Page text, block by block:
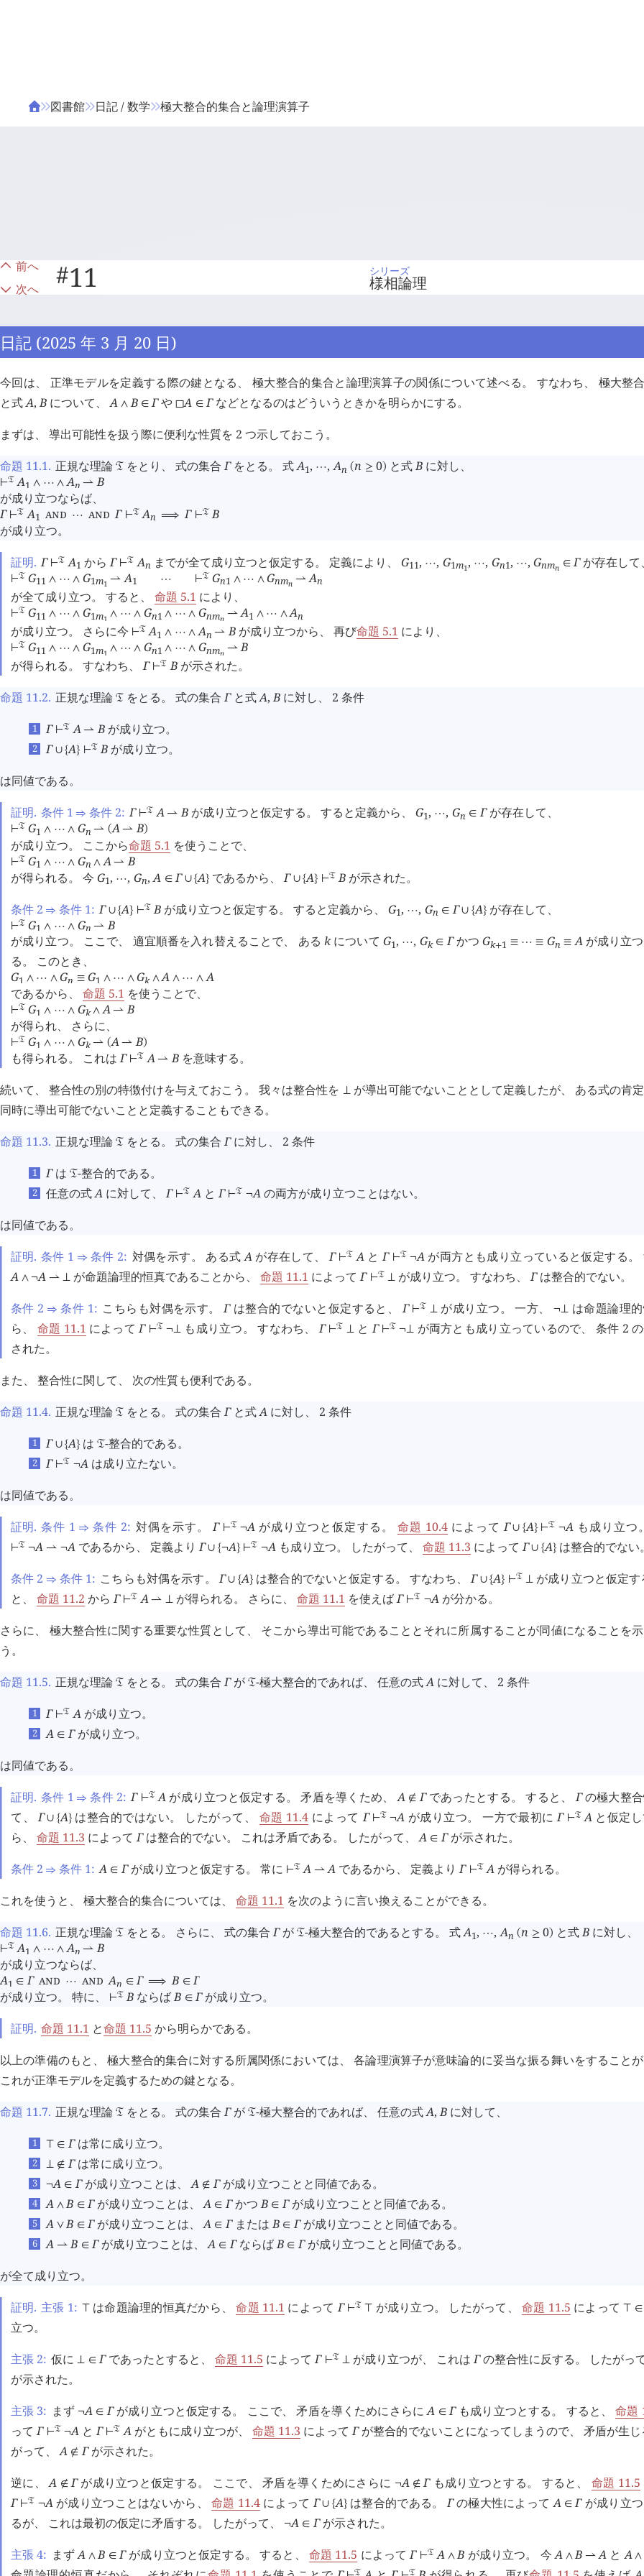
図書館 日記 / 数学 極大整合的集合と論理演算子
#11 シリーズ
様相論理
前へ
次へ
日記 (2025 年 3 月 20 日)
今回は、 正準モデルを定義する際の鍵となる、 極大整合的集合と論理演算子の関係について述べる。 すなわち、 極大整
と式A, B について、A ∧ B ∈ Γや◻A ∈ Γなどとなるのはどういうときかを明らかにする。
まずは、 導出可能性を扱う際に便利な性質を 2 つ示しておこう。
命題 11.1. 正規な理論 󱁑 をとり、 式の集合Γをとる。 式A1, ⋯, An (n ≥ 0) と式B に対し、
⊢󱁑 A1 ∧ ⋯ ∧ An ⇀ B
が成り立つならば、
Γ ⊢󱁑 A1 AND ⋯ AND Γ ⊢󱁑 An ⟹ Γ ⊢󱁑 B
が成り立つ。
証明. Γ ⊢󱁑 A1 からΓ ⊢󱁑 An までが全て成り立つと仮定する。 定義により、 G11, ⋯, G1m1, ⋯, Gn1, ⋯, Gnmn ∈ Γが存在して
⊢󱁑 G11 ∧ ⋯ ∧ G1m1 ⇀ A1 ⋯ ⊢󱁑 Gn1 ∧ ⋯ ∧ Gnmn ⇀ An
が全て成り立つ。 すると、 命題 5.1 により、
⊢󱁑 G11 ∧ ⋯ ∧ G1m1 ∧ ⋯ ∧ Gn1 ∧ ⋯ ∧ Gnmn ⇀ A1 ∧ ⋯ ∧ An
が成り立つ。 さらに今 ⊢󱁑 A1 ∧ ⋯ ∧ An ⇀ Bが成り立つから、 再び命題 5.1 により、
⊢󱁑 G11 ∧ ⋯ ∧ G1m1 ∧ ⋯ ∧ Gn1 ∧ ⋯ ∧ Gnmn ⇀ B
が得られる。 すなわち、Γ ⊢󱁑 Bが示された。
命題 11.2. 正規な理論 󱁑 をとる。 式の集合Γと式A, B に対し、 2 条件
Γ ⊢󱁑 A ⇀ Bが成り立つ。
Γ ∪ {A} ⊢󱁑 Bが成り立つ。
は同値である。
証明. 条件 1 ⇒ 条件 2: Γ ⊢󱁑 A ⇀ Bが成り立つと仮定する。 すると定義から、 G1, ⋯, Gn ∈ Γが存在して、
⊢󱁑 G1 ∧ ⋯ ∧ Gn ⇀ (A ⇀ B)
が成り立つ。 ここから命題 5.1 を使うことで、
⊢󱁑 G1 ∧ ⋯ ∧ Gn ∧ A ⇀ B
が得られる。 今 G1, ⋯, Gn, A ∈ Γ ∪ {A} であるから、Γ ∪ {A} ⊢󱁑 B が示された。
条件 2 ⇒ 条件 1: Γ ∪ {A} ⊢󱁑 Bが成り立つと仮定する。 すると定義から、 G1, ⋯, Gn ∈ Γ ∪ {A}が存在して、
⊢󱁑 G1 ∧ ⋯ ∧ Gn ⇀ B
が成り立つ。 ここで、 適宜順番を入れ替えることで、 あるkについて G1, ⋯, Gk ∈ ΓかつGk+1 ≡ ⋯ ≡ Gn ≡ Aが成り立
る。 このとき、
G1 ∧ ⋯ ∧ Gn ≡ G1 ∧ ⋯ ∧ Gk ∧ A ∧ ⋯ ∧ A
であるから、 命題 5.1 を使うことで、
⊢󱁑 G1 ∧ ⋯ ∧ Gk ∧ A ⇀ B
が得られ、 さらに、
⊢󱁑 G1 ∧ ⋯ ∧ Gk ⇀ (A ⇀ B)
も得られる。 これはΓ ⊢󱁑 A ⇀ Bを意味する。
続いて、 整合性の別の特徴付けを与えておこう。 我々は整合性を ⊥が導出可能でないこととして定義したが、 ある式の肯
同時に導出可能でないことと定義することもできる。
命題 11.3. 正規な理論 󱁑 をとる。 式の集合Γに対し、 2 条件
Γは 󱁑-整合的である。
任意の式A に対して、Γ ⊢󱁑 AとΓ ⊢󱁑 ¬Aの両方が成り立つことはない。
は同値である。
証明. 条件 1 ⇒ 条件 2: 対偶を示す。 ある式Aが存在して、Γ ⊢󱁑 AとΓ ⊢󱁑 ¬Aが両方とも成り立っていると仮定する。
A ∧ ¬A ⇀ ⊥ が命題論理的恒真であることから、命題 11.1 によってΓ ⊢󱁑 ⊥ が成り立つ。 すなわち、Γは整合的でない。
条件 2 ⇒ 条件 1: こちらも対偶を示す。Γは整合的でないと仮定すると、Γ ⊢󱁑 ⊥が成り立つ。 一方、¬⊥ は命題論理
ら、 命題 11.1 によってΓ ⊢󱁑 ¬⊥ も成り立つ。 すなわち、Γ ⊢󱁑 ⊥とΓ ⊢󱁑 ¬⊥ が両方とも成り立っているので、 条件 2
された。
また、 整合性に関して、 次の性質も便利である。
命題 11.4. 正規な理論 󱁑 をとる。 式の集合Γと式A に対し、 2 条件
Γ ∪ {A} は󱁑-整合的である。
Γ ⊢󱁑 ¬Aは成り立たない。
は同値である。
証明. 条件 1⇒ 条件 2: 対偶を示す。Γ ⊢󱁑 ¬A が成り立つと仮定する。 命題 10.4によってΓ ∪ {A} ⊢󱁑 ¬Aも成り立つ
⊢󱁑 ¬A ⇀ ¬Aであるから、 定義よりΓ ∪ {¬A} ⊢󱁑 ¬Aも成り立つ。 したがって、 命題 11.3 によってΓ ∪ {A}は整合的でない
条件 2 ⇒ 条件 1: こちらも対偶を示す。Γ ∪ {A}は整合的でないと仮定する。 すなわち、Γ ∪ {A} ⊢󱁑 ⊥が成り立つと仮定す
と、 命題 11.2 からΓ ⊢󱁑 A ⇀ ⊥が得られる。 さらに、 命題 11.1 を使えばΓ ⊢󱁑 ¬Aが分かる。
さらに、 極大整合性に関する重要な性質として、 そこから導出可能であることとそれに所属することが同値になることを
う。
命題 11.5. 正規な理論 󱁑 をとる。 式の集合Γが 󱁑-極大整合的であれば、 任意の式A に対して、 2 条件
Γ ⊢󱁑 Aが成り立つ。
A ∈ Γが成り立つ。
は同値である。
証明. 条件 1⇒ 条件 2: Γ ⊢󱁑 A が成り立つと仮定する。 矛盾を導くため、A ∉ Γであったとする。 すると、Γの極大整
て、Γ ∪ {A}は整合的ではない。 したがって、 命題 11.4 によってΓ ⊢󱁑 ¬A が成り立つ。 一方で最初にΓ ⊢󱁑 Aと仮定
ら、 命題 11.3 によってΓは整合的でない。 これは矛盾である。 したがって、A ∈ Γが示された。
条件 2 ⇒ 条件 1: A ∈ Γが成り立つと仮定する。 常に ⊢󱁑 A ⇀ A であるから、 定義よりΓ ⊢󱁑 A が得られる。
これを使うと、 極大整合的集合については、 命題 11.1 を次のように言い換えることができる。
命題 11.6. 正規な理論 󱁑 をとる。 さらに、 式の集合Γが 󱁑-極大整合的であるとする。 式A1, ⋯, An (n ≥ 0) と式B に対し、
⊢󱁑 A1 ∧ ⋯ ∧ An ⇀ B
が成り立つならば、
A1 ∈ Γ AND ⋯ AND An ∈ Γ ⟹ B ∈ Γ
が成り立つ。 特に、
⊢󱁑 B ならばB ∈ Γが成り立つ。
証明. 命題 11.1 と命題 11.5 から明らかである。
以上の準備のもと、 極大整合的集合に対する所属関係においては、 各論理演算子が意味論的に妥当な振る舞いをすること
これが正準モデルを定義するための鍵となる。
命題 11.7. 正規な理論 󱁑 をとる。 式の集合Γが 󱁑-極大整合的であれば、 任意の式A, B に対して、
∈ Γは常に成り立つ。
⊥ ∉ Γは常に成り立つ。
¬A ∈ Γが成り立つことは、A ∉ Γが成り立つことと同値である。
A ∧ B ∈ Γが成り立つことは、A ∈ ΓかつB ∈ Γが成り立つことと同値である。
A ∨ B ∈ Γが成り立つことは、A ∈ ΓまたはB ∈ Γが成り立つことと同値である。
A ⇀ B ∈ Γが成り立つことは、A ∈ ΓならばB ∈ Γが成り立つことと同値である。
が全て成り立つ。
証明. 主張 1: は命題論理的恒真だから、命題 11.1 によってΓ ⊢󱁑 が成り立つ。 したがって、命題 11.5 によって ∈
立つ。
主張 2: 仮に⊥ ∈ Γであったとすると、命題 11.5 によってΓ ⊢󱁑 ⊥が成り立つが、 これはΓの整合性に反する。 したがっ
が示された。
主張 3: まず¬A ∈ Γが成り立つと仮定する。 ここで、 矛盾を導くためにさらにA ∈ Γも成り立つとする。 すると、命題
ってΓ ⊢󱁑 ¬AとΓ ⊢󱁑 Aがともに成り立つが、命題 11.3 によってΓが整合的でないことになってしまうので、 矛盾が生
がって、A ∉ Γが示された。
逆に、A ∉ Γが成り立つと仮定する。 ここで、 矛盾を導くためにさらに ¬A ∉ Γも成り立つとする。 すると、命題 11.5
Γ ⊢󱁑 ¬Aが成り立つことはないから、命題 11.4 によってΓ ∪ {A}は整合的である。Γの極大性によってA ∈ Γが成り立
るが、 これは最初の仮定に矛盾する。 したがって、
¬A ∈ Γが示された。
主張 4: まずA ∧ B ∈ Γが成り立つと仮定する。 すると、 命題 11.5 によってΓ ⊢󱁑 A ∧ B が成り立つ。 今A ∧ B ⇀ A とA ∧
󱁑 󱁑